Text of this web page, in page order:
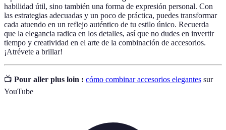
habilidad útil, sino también una forma de expresión personal. Con
las estrategias adecuadas y un poco de práctica, puedes transformar
cada atuendo en un reflejo auténtico de tu estilo único. Recuerda
que la elegancia radica en los detalles, así que no dudes en invertir
tiempo y creatividad en el arte de la combinación de accesorios.
¡Atrévete a brillar!
📺 Pour aller plus loin : cómo combinar accesorios elegantes sur
YouTube